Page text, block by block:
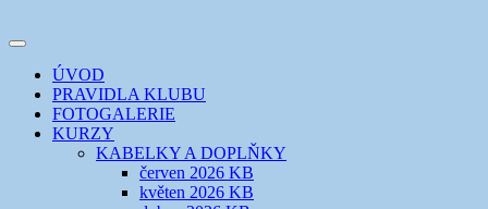
k
webuEVIKLUB
šicí klub
Toggle
navigation
ÚVOD
PRAVIDLA KLUBU
FOTOGALERIE
KURZY
KABELKY A DOPLŇKY
červen 2026 KB
květen 2026 KB